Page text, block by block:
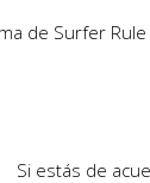
de Surfer
Si estás de